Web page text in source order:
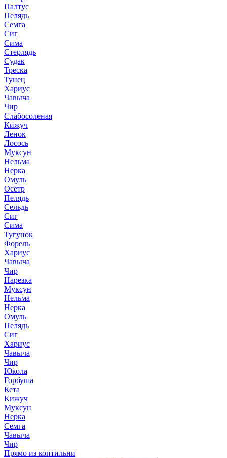
Палтус
Пелядь
Семга
Сиг
Сима
Стерлядь
Судак
Треска
Тунец
Хариус
Чавыча
Чир
Слабосоленая
Кижуч
Ленок
Лосось
Муксун
Нельма
Нерка
Омуль
Осетр
Пелядь
Сельдь
Сиг
Сима
Тугунок
Форель
Хариус
Чавыча
Чир
Нарезка
Муксун
Нельма
Нерка
Омуль
Пелядь
Сиг
Хариус
Чавыча
Чир
Юкола
Горбуша
Кета
Кижуч
Муксун
Нерка
Семга
Чавыча
Чир
Прямо из коптильни